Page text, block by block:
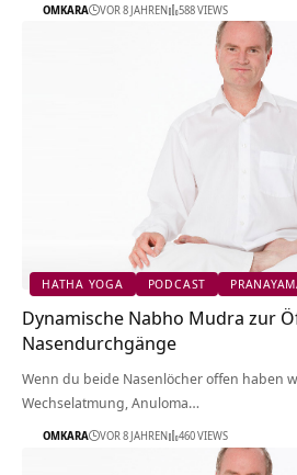
OMKARA VOR 8 JAHREN 588 VIEWS
HATHA YOGA PODCAST
Dynamische Nabho Mudra zur
Nasendurchgänge
Wenn du beide Nasenlöcher offen haben
Wechselatmung, Anuloma…
OMKARA VOR 8 JAHREN 460 VIEWS